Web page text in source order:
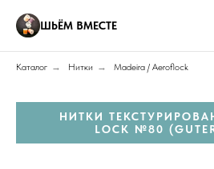
ШЬЁМ ВМЕСТЕ
Каталог → Нитки → Madeira / Aeroflock
НИТКИ
LOCK №80